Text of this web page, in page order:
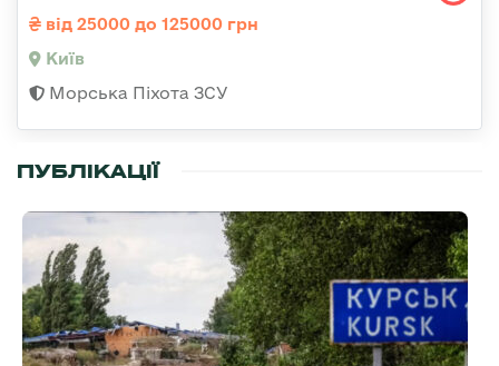
від 25000 до 125000 грн
Київ
Морська Піхота ЗСУ
ПУБЛІКАЦІЇ